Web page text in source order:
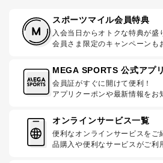
スポーツマイル会員特典
入会当日からオトクな特典が盛
会員さま限定のキャンペーンも
MEGA SPORTS 公式アプリ
会員証がすぐに開けて便利！
アプリクーポンや最新情報をお
オンラインサービス一覧
便利なオンラインサービスを
品購入や便利なサービスがご利